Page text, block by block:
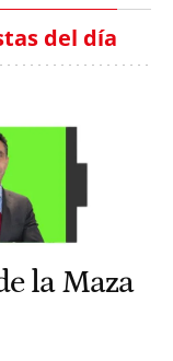
del día
la Maza